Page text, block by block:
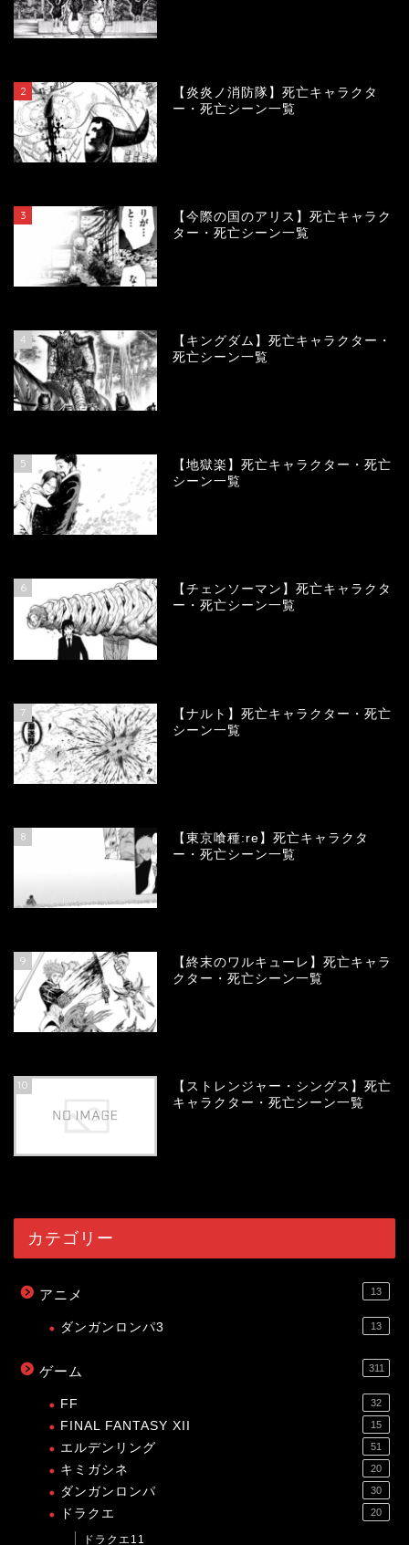
2
【炎炎ノ消防隊】死亡キャラクタ
ー・死亡シーン一覧
3
【今際の国のアリス】死亡キャラク
ター・死亡シーン一覧
4
【キングダム】死亡キャラクター・
死亡シーン一覧
5
【地獄楽】死亡キャラクター・死亡
シーン一覧
6
【チェンソーマン】死亡キャラクタ
ー・死亡シーン一覧
7
【ナルト】死亡キャラクター・死亡
シーン一覧
8
【東京喰種:re】死亡キャラクタ
ー・死亡シーン一覧
9
【終末のワルキューレ】死亡キャラ
クター・死亡シーン一覧
10
【ストレンジャー・シングス】死亡
キャラクター・死亡シーン一覧
カテゴリー
アニメ 13
ダンガンロンパ3 13
ゲーム 311
FF 32
FINAL FANTASY XII 15
エルデンリング 51
キミガシネ 20
ダンガンロンパ 30
ドラクエ 20
ドラクエ11